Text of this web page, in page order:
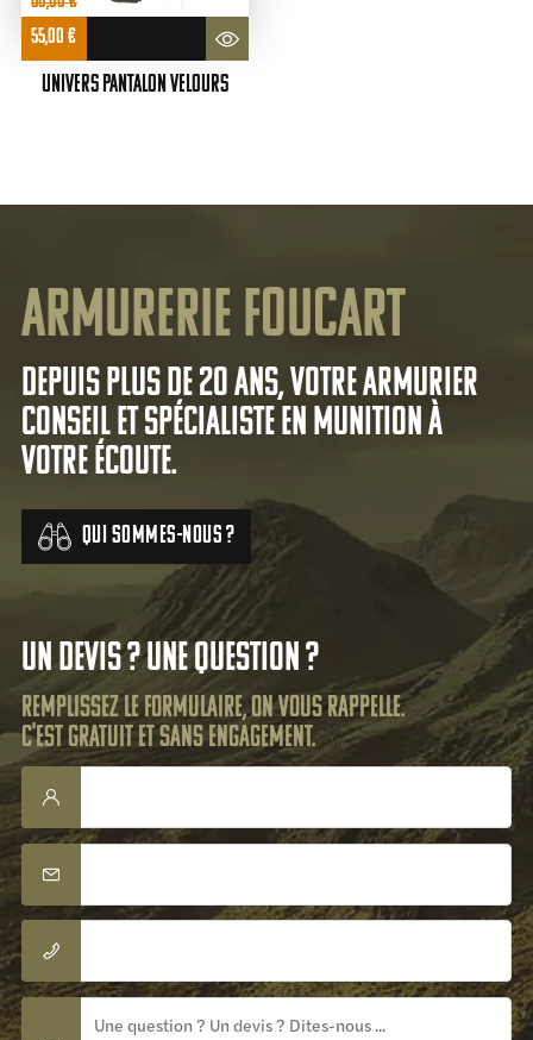
Le
prix
initial
était :
55,00 €
Le
prix
actuel
est :
UNIVERS Pantalon Velours
Armurerie Foucart
Depuis plus de 20 ans, votre armurier
conseil et spécialiste en munition à
votre écoute.
Qui sommes-nous ?
Un devis ? Une question ?
Remplissez le formulaire, on vous rappelle.
C'est gratuit et sans engagement.